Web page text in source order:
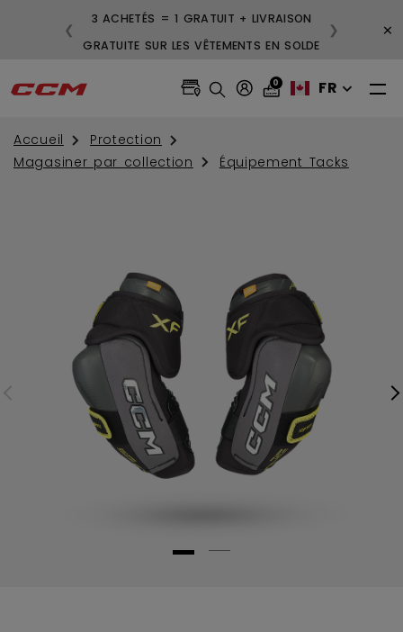
3 ACHETÉS = 1 GRATUIT + LIVRAISON
GRATUITE SUR LES VÊTEMENTS EN SOLDE
❮ ❯ ×
0 FR
Accueil
Protection
Magasiner par collection
Équipement Tacks